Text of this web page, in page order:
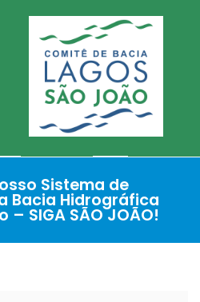
Sistema de
Bacia Hidrográfica
– SIGA SÃO JOÃO!